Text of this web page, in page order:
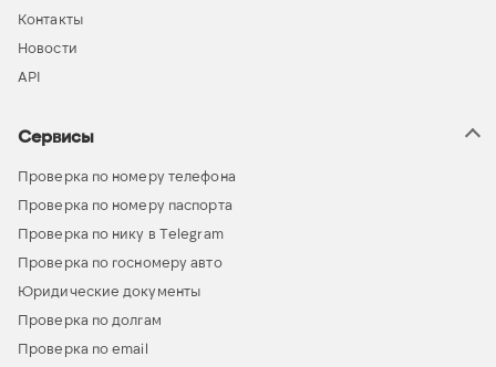
Контакты
Новости
API
Сервисы
Проверка по номеру телефона
Проверка по номеру паспорта
Проверка по нику в Telegram
Проверка по госномеру авто
Юридические документы
Проверка по долгам
Проверка по email